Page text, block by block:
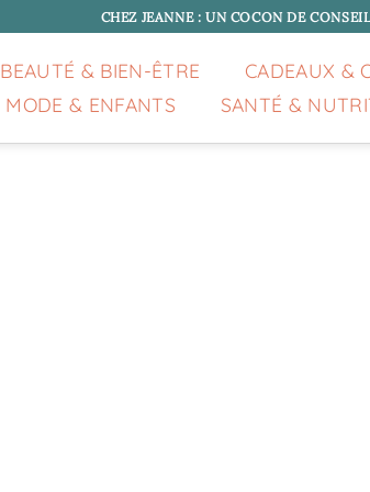
CHEZ JEANNE : UN COCON DE
BEAUTÉ & BIEN-ÊTRE CADEAUX &
MODE & ENFANTS
SANTÉ &